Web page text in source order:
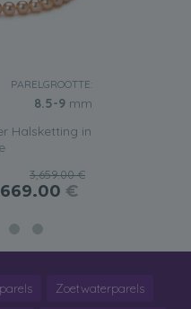
PARELGROOTTE:
8.5-9 mm
Halsketting in
3,659.00 €
669.00 €
Zoetwaterparels